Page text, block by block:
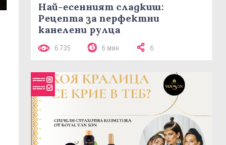
Най-есенният сладкиш:
Рецепта за перфектни
канелени рулца
6 735 6 мин 6